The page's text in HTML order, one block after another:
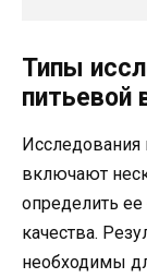
Типы
питьевой
Исследования
включают
определить ее
качества.
необходимы